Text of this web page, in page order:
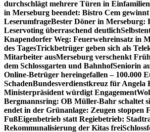
durchschlägt mehrere Türen in
in Merseburg beendet: Bistro Cem
LeserumfrageBester Döner in Merseburg:
Leservoting überraschend deutlich
Knapendorfer Weg: Feuerwehreinsatz in
des TagesTrickbetrüger geben sich als
Mitarbeiter ausMerseburg verschenkt
dem Schlossgarten und BahnhofSeniorin
Online-Betrüger hereingefallen – 100.000
SchadenBundesverdienstkreuz für Angela
Ministerpräsident würdigt Engagement
Bergmannsring: OB Müller-Bahr schaltet
endet in der Grünanlage: Zeugen stoppen
FußEigenbetrieb statt Regiebetrieb:
Rekommunalisierung der Kitas frei